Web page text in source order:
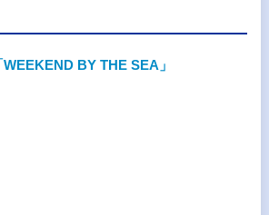
BY THE SEA」